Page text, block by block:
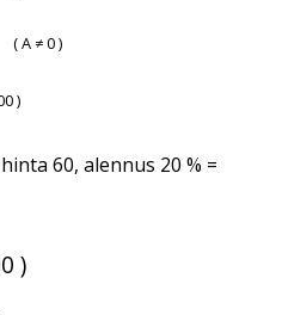
(A ≠0)
)
60, alennus 20 % =
)